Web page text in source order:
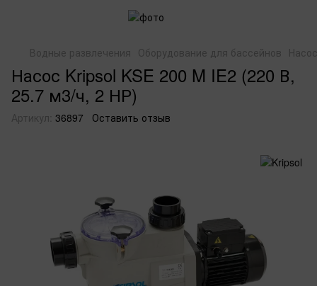
Водные развлечения Оборудование для бассейнов
Насос Kripsol KSE 200 M IE2 (220 В,
25.7 м3/ч, 2 НР)
Артикул: 36897 Оставить отзыв